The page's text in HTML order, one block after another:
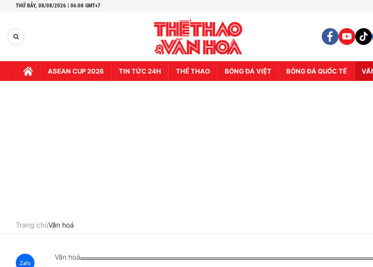
THỨ BẢY, 08/08/2026 | 06:08 GMT+7
ASEAN CUP 2026 TIN TỨC 24H THỂ THAO BÓNG ĐÁ VIỆT BÓNG ĐÁ QUỐC TẾ
Trang chủVăn hoá
Zalo
Văn hoá